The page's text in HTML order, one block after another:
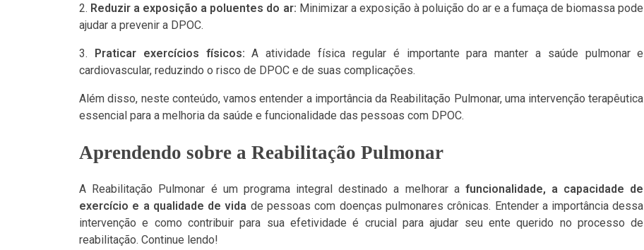
Reduzir a exposição a poluentes do ar: Minimizar a exposição à poluição do ar e a fumaça de biomassa pode
ajudar a prevenir a DPOC.
Praticar exercícios físicos:A atividade física regular é importante para manter a saúde pulmonar e
cardiovascular, reduzindo o risco de DPOC e de suas complicações.
Além disso, neste conteúdo, vamos entender a importância da Reabilitação Pulmonar, uma intervenção terapêutica
essencial para a melhoria da saúde e funcionalidade das pessoas com DPOC.
Aprendendo sobre a Reabilitação Pulmonar
A Reabilitação Pulmonar é um programa integral destinado a melhorar a funcionalidade, a capacidade de
exercício e a qualidade de vida de pessoas com doenças pulmonares crônicas. Entender a importância dessa
intervenção e como contribuir para sua efetividade é crucial para ajudar seu ente querido no processo de
reabilitação. Continue lendo!